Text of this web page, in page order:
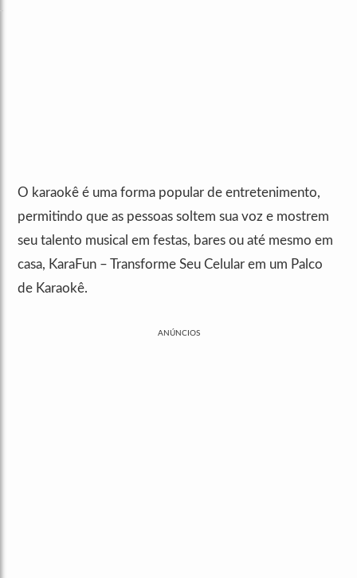
O karaokê é uma forma popular de entretenimento,
permitindo que as pessoas soltem sua voz e mostrem
seu talento musical em festas, bares ou até mesmo em
casa, KaraFun – Transforme Seu Celular em um Palco
de Karaokê.
ANÚNCIOS